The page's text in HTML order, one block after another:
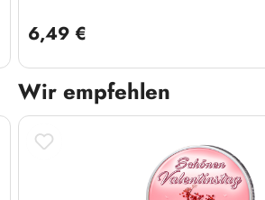
6,49 €
Wir empfehlen
Produktgalerie überspringen